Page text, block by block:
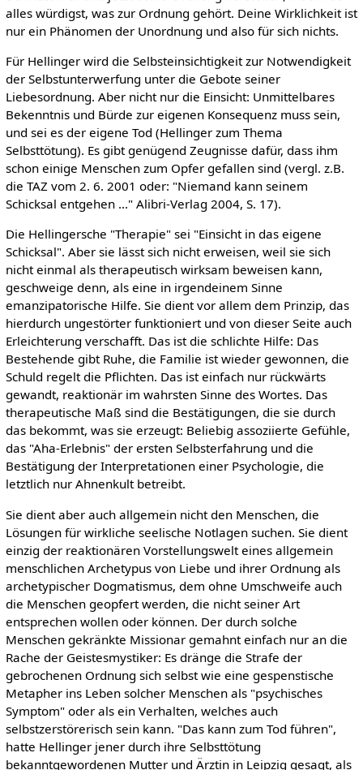
alles würdigst, was zur Ordnung gehört. Deine Wirklichkeit ist
nur ein Phänomen der Unordnung und also für sich nichts.
Für Hellinger wird die Selbsteinsichtigkeit zur Notwendigkeit
der Selbstunterwerfung unter die Gebote seiner
Liebesordnung. Aber nicht nur die Einsicht: Unmittelbares
Bekenntnis und Bürde zur eigenen Konsequenz muss sein,
und sei es der eigene Tod (Hellinger zum Thema
Selbsttötung). Es gibt genügend Zeugnisse dafür, dass ihm
schon einige Menschen zum Opfer gefallen sind (vergl. z.B.
die TAZ vom 2. 6. 2001 oder: "Niemand kann seinem
Schicksal entgehen ..." Alibri-Verlag 2004, S. 17).
Die Hellingersche "Therapie" sei "Einsicht in das eigene
Schicksal". Aber sie lässt sich nicht erweisen, weil sie sich
nicht einmal als therapeutisch wirksam beweisen kann,
geschweige denn, als eine in irgendeinem Sinne
emanzipatorische Hilfe. Sie dient vor allem dem Prinzip, das
hierdurch ungestörter funktioniert und von dieser Seite auch
Erleichterung verschafft. Das ist die schlichte Hilfe: Das
Bestehende gibt Ruhe, die Familie ist wieder gewonnen, die
Schuld regelt die Pflichten. Das ist einfach nur rückwärts
gewandt, reaktionär im wahrsten Sinne des Wortes. Das
therapeutische Maß sind die Bestätigungen, die sie durch
das bekommt, was sie erzeugt: Beliebig assoziierte Gefühle,
das "Aha-Erlebnis" der ersten Selbsterfahrung und die
Bestätigung der Interpretationen einer Psychologie, die
letztlich nur Ahnenkult betreibt.
Sie dient aber auch allgemein nicht den Menschen, die
Lösungen für wirkliche seelische Notlagen suchen. Sie dient
einzig der reaktionären Vorstellungswelt eines allgemein
menschlichen Archetypus von Liebe und ihrer Ordnung als
archetypischer Dogmatismus, dem ohne Umschweife auch
die Menschen geopfert werden, die nicht seiner Art
entsprechen wollen oder können. Der durch solche
Menschen gekränkte Missionar gemahnt einfach nur an die
Rache der Geistesmystiker: Es dränge die Strafe der
gebrochenen Ordnung sich selbst wie eine gespenstische
Metapher ins Leben solcher Menschen als "psychisches
Symptom" oder als ein Verhalten, welches auch
selbstzerstörerisch sein kann. "Das kann zum Tod führen",
hatte Hellinger jener durch ihre Selbsttötung
bekanntgewordenen Mutter und Ärztin in Leipzig gesagt, als